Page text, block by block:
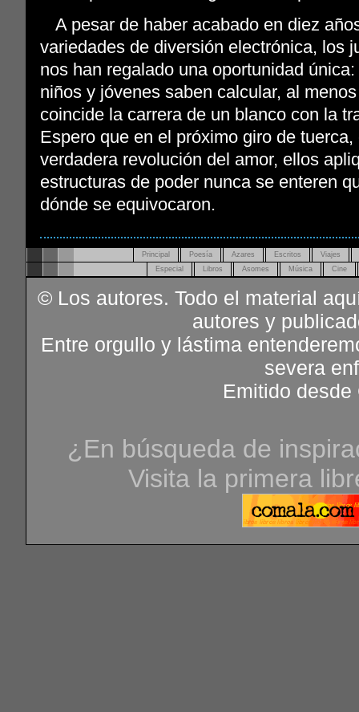
A pesar de haber acabado en diez
variedades de diversión electrónica, los
nos han regalado una oportunidad
niños y jóvenes saben calcular, al
coincide la carrera de un blanco con la
Espero que en el próximo giro de
verdadera revolución del amor, ellos
estructuras de poder nunca se enteren
dónde se equivocaron.
Principal Poesía Azares Escritos
Viajes
Especial
Libros Asomes Música Cine
© Los autores. Todo el material
autores y
Entre orgullo y lástima
severa
Emitido desde
¿En búsqueda de
Visita la primera